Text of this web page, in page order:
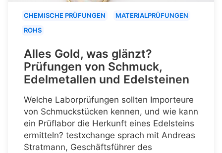
CHEMISCHE PRÜFUNGEN
MATERIALPRÜFUNGEN
ROHS
Alles Gold, was glänzt?
Prüfungen von Schmuck,
Edelmetallen und Edelsteinen
Welche Laborprüfungen sollten Importeure
von Schmuckstücken kennen, und wie kann
ein Prüflabor die Herkunft eines Edelsteins
ermitteln? testxchange sprach mit Andreas
Stratmann, Geschäftsführer des